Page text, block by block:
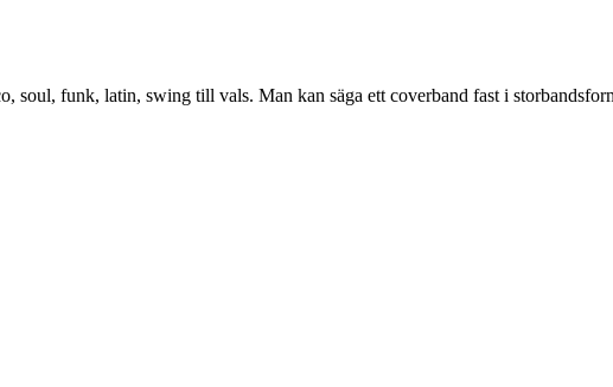
soul, funk, latin, swing till vals. Man kan säga ett coverband fast i